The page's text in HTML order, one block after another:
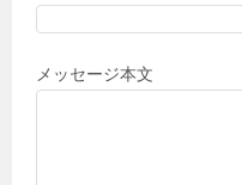
メッセージ本文